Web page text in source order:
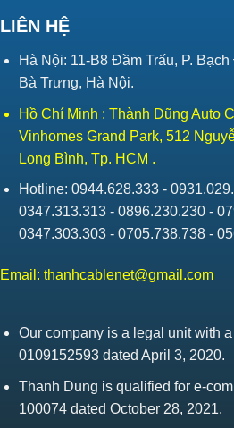
LIÊN HỆ
Hà Nội: 11-B8 Đầm Trấu, P.
Bà Trưng, Hà Nội.
Hồ Chí Minh : Thành Dũng Auto
Vinhomes Grand Park, 512
Long Bình, Tp. HCM .
Hotline: 0944.628.333 -
0347.313.313 - 0896.230.230 -
0347.303.303 - 0705.738.738 -
Email: thanhcablenet@gmail.com
Our company is a legal unit with
0109152593 dated April 3, 2020.
Thanh Dung is qualified for e-
100074 dated October 28, 2021.